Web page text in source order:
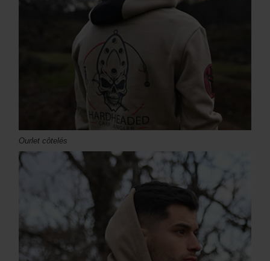
Ourlet côtelés